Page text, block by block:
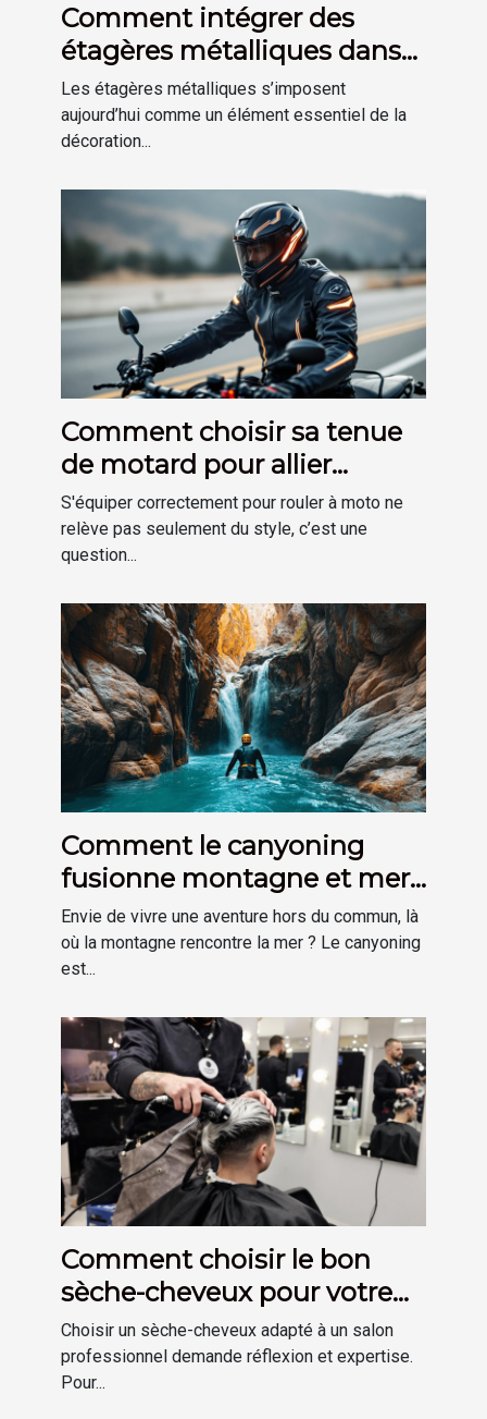
Comment intégrer des
étagères métalliques dans
une déco moderne ?
Les étagères métalliques s’imposent
aujourd’hui comme un élément essentiel de la
décoration...
Comment choisir sa tenue
de motard pour allier
sécurité et confort ?
S'équiper correctement pour rouler à moto ne
relève pas seulement du style, c’est une
question...
Comment le canyoning
fusionne montagne et mer
pour une aventure unique ?
Envie de vivre une aventure hors du commun, là
où la montagne rencontre la mer ? Le canyoning
est...
Comment choisir le bon
sèche-cheveux pour votre
salon ?
Choisir un sèche-cheveux adapté à un salon
professionnel demande réflexion et expertise.
Pour...